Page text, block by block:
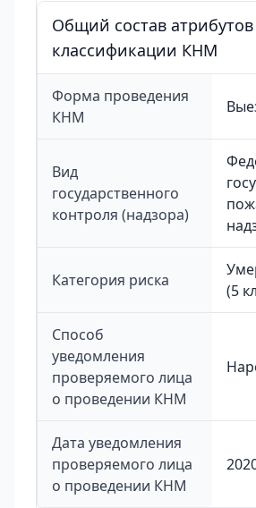
Общий состав атрибутов
классификации КНМ
Форма проведения
КНМ
Вид
государственного
контроля (надзора)
Категория риска
(5
Способ
уведомления
проверяемого лица
о проведении КНМ
Дата уведомления
проверяемого лица
о проведении КНМ